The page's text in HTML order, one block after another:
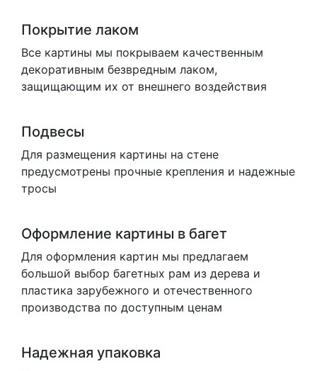
Покрытие лаком
Все картины мы покрываем качественным
декоративным безвредным лаком,
защищающим их от внешнего воздействия
Подвесы
Для размещения картины на стене
предусмотрены прочные крепления и надежные
тросы
Оформление картины в багет
Для оформления картин мы предлагаем
большой выбор багетных рам из дерева и
пластика зарубежного и отечественного
производства по доступным ценам
Надежная упаковка